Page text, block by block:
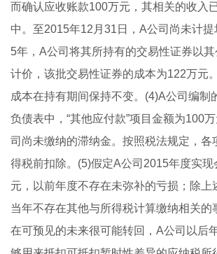
而确认应收账款100万元，其相关的收入
中。至2015年12月31日，A公司尚未计
5年，A公司将其所持有的交易性证券以
计价，该批交易性证券的成本为122万元
成本在持有期间保持不变。(4)A公司编制
负债表中，“其他应付款”项目金额为100
司尚未缴纳的滞纳金。按照税法规定，各
得税前扣除。(5)假定A公司2015年度实
元，以前年度不存在未弥补的亏损；除上
当年不存在其他与所得税计算缴纳相关的
在可预见的未来很可能转回，A公司以后